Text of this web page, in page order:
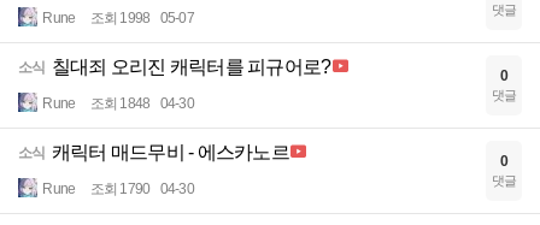
Rune 조회 1998 05-07 댓글
소식 칠대죄 오리진 캐릭터를 피규어로?
Rune 조회 1848 04-30
0
댓글
소식 캐릭터 매드무비 - 에스카노르
Rune 조회 1790 04-30
0
댓글